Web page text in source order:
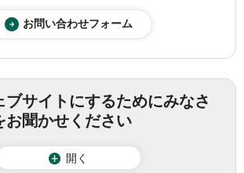
ブサイトにするためにみなさ
お聞かせください
開く